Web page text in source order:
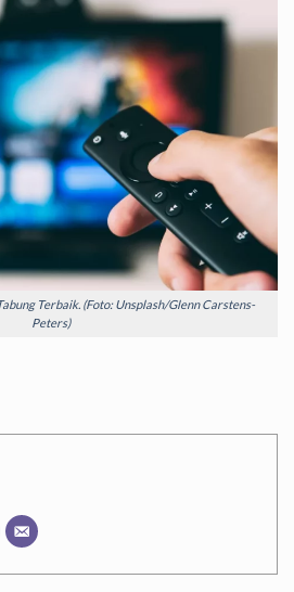
Terbaik. (Foto: Unsplash/Glenn Carstens-
Peters)